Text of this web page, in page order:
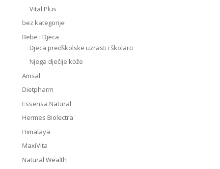
Vital Plus
bez kategorije
Bebe i Djeca
Djeca predškolske uzrasti i školarci
Njega dječije kože
Amsal
Dietpharm
Essensa Natural
Hermes Biolectra
Himalaya
MaxiVita
Natural Wealth